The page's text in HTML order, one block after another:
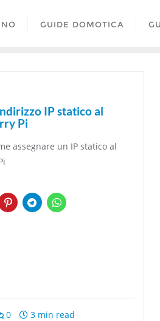
GUIDE DOMOTICA
IP statico al
Pi
assegnare un IP statico al
0 3 min read